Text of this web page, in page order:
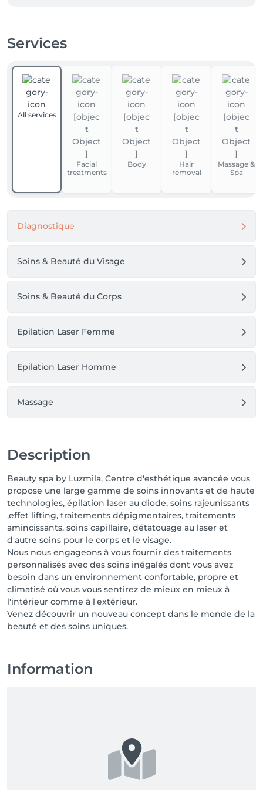
Services
All services
Facial
treatments
Body
Hair
removal
Massage &
Spa
Diagnostique
Soins & Beauté du Visage
Soins & Beauté du Corps
Epilation Laser Femme
Epilation Laser Homme
Massage
Description
Beauty spa by Luzmila, Centre d'esthétique avancée vous
propose une large gamme de soins innovants et de haute
technologies, épilation laser au diode, soins rajeunissants
,effet lifting, traitements dépigmentaires, traitements
amincissants, soins capillaire, détatouage au laser et
d'autre soins pour le corps et le visage.
Nous nous engageons à vous fournir des traitements
personnalisés avec des soins inégalés dont vous avez
besoin dans un environnement confortable, propre et
climatisé où vous vous sentirez de mieux en mieux à
l'intérieur comme à l'extérieur.
Venez découvrir un nouveau concept dans le monde de la
beauté et des soins uniques.
Information